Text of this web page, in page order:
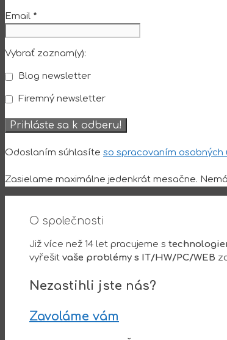
Email *
Vybrať zoznam(y):
Blog newsletter
Firemný newsletter
Odoslaním súhlasíte so spracovaním osobných
Zasielame maximálne jedenkrát mesačne.
O společnosti
Již více než 14 let pracujeme s
vyřešit vaše problémy s IT/HW/PC/WEB
Nezastihli jste nás?
Zavoláme vám